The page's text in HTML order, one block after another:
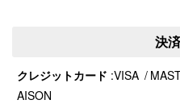
決
クレジットカード VISA
AISON